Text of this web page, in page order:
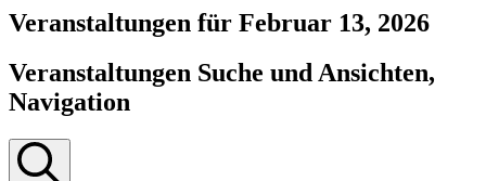
Veranstaltungen für Februar 13, 2026
Veranstaltungen Suche und Ansichten,
Navigation